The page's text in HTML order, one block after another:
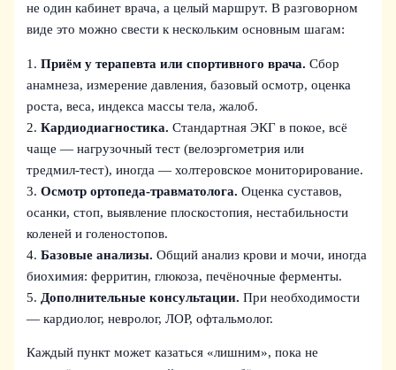
не один кабинет врача, а целый маршрут. В разговорном
виде это можно свести к нескольким основным шагам:
1.Приём у терапевта или спортивного врача. Сбор
анамнеза, измерение давления, базовый осмотр, оценка
роста, веса, индекса массы тела, жалоб.
2.Кардиодиагностика. Стандартная ЭКГ в покое, всё
чаще — нагрузочный тест (велоэргометрия или
тредмил‑тест), иногда — холтеровское мониторирование.
3.Осмотр ортопеда‑травматолога. Оценка суставов,
осанки, стоп, выявление плоскостопия, нестабильности
коленей и голеностопов.
4.Базовые анализы. Общий анализ крови и мочи, иногда
биохимия: ферритин, глюкоза, печёночные ферменты.
5. Дополнительные консультации. При необходимости
— кардиолог, невролог, ЛОР, офтальмолог.
Каждый пункт может казаться «лишним», пока не